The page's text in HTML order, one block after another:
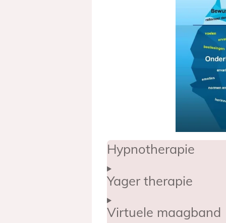
Hypnotherapie
Yager therapie
Virtuele maagband